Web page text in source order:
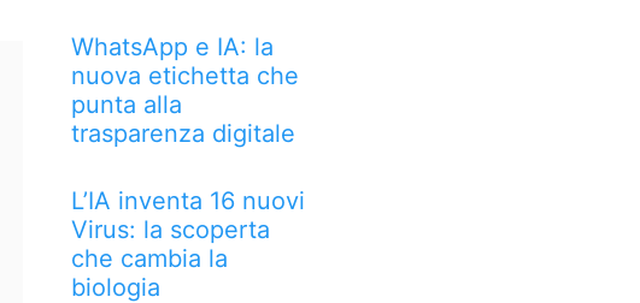
WhatsApp e IA: la
nuova etichetta che
punta alla
trasparenza digitale
L’IA inventa 16 nuovi
Virus: la scoperta
che cambia la
biologia